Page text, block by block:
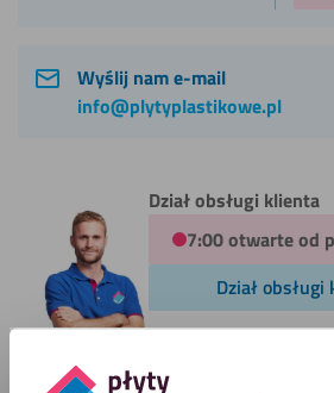
Wyślij nam e-mail
info@plytyplastikowe.pl
Dział obsługi klienta
7:00 otwarte od
Dział